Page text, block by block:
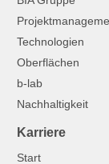
Technologien
Oberflächen
b-lab
Nachhaltigkeit
Karriere
Start